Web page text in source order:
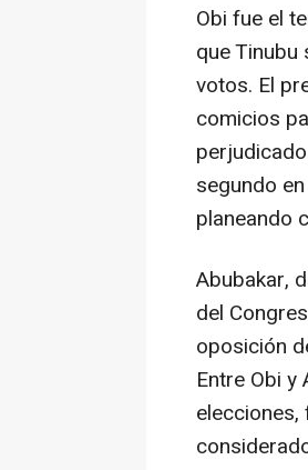
Obi fue el
que
votos. El
comicios
segundo
planeando
Abubakar,
del
oposición
Entre Obi
elecciones,